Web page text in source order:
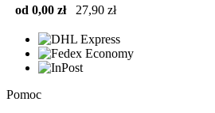
od 0,00 zł
27,90 zł
Pomoc